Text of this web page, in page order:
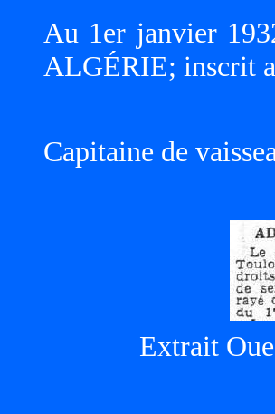
Au 1er janvier
ALGÉRIE; inscrit
Capitaine de
Extrait